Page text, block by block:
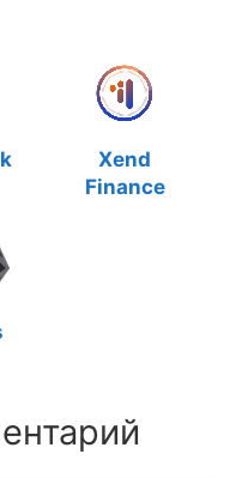
Xend
Finance